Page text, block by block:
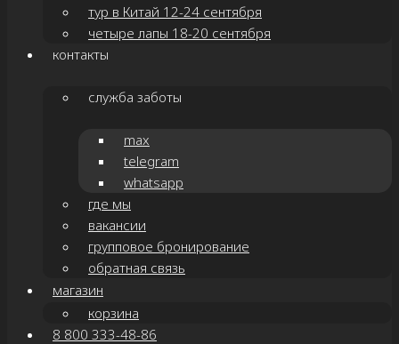
тур в Китай 12-24 сентября
четыре лапы 18-20 сентября
контакты
служба заботы
max
telegram
whatsapp
где мы
вакансии
групповое бронирование
обратная связь
магазин
корзина
8 800 333-48-86